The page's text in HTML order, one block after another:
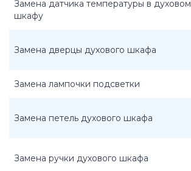
Замена датчика температуры в духовом
шкафу
Замена дверцы духового шкафа
Замена лампочки подсветки
Замена петель духового шкафа
Замена ручки духового шкафа